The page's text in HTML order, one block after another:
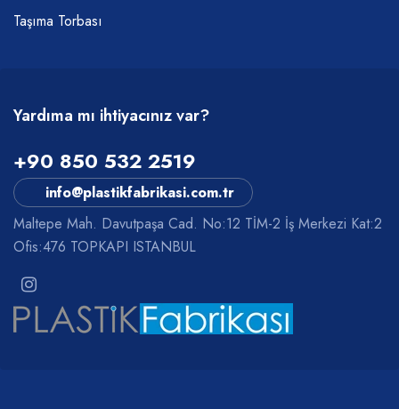
Taşıma Torbası
Yardıma mı ihtiyacınız var?
+90 850 532 2519
info@plastikfabrikasi.com.tr
Maltepe Mah. Davutpaşa Cad. No:12 TİM-2 İş Merkezi Kat:2
Ofis:476 TOPKAPI ISTANBUL